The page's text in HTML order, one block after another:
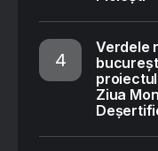
Verdele
proiectul
Ziua